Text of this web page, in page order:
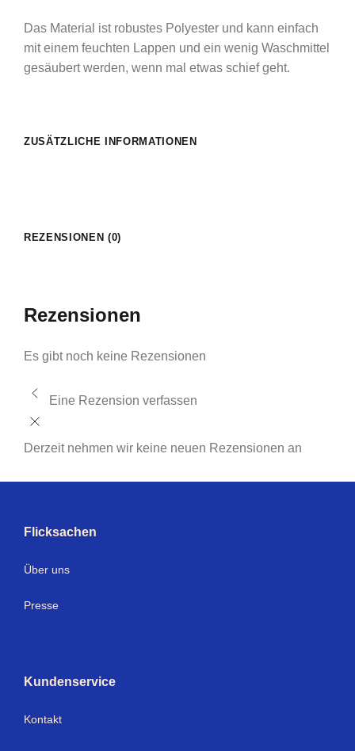
Das Material ist robustes Polyester und kann einfach
mit einem feuchten Lappen und ein wenig Waschmittel
gesäubert werden, wenn mal etwas schief geht.
ZUSÄTZLICHE INFORMATIONEN
REZENSIONEN (0)
Rezensionen
Es gibt noch keine Rezensionen
Eine Rezension verfassen
Derzeit nehmen wir keine neuen Rezensionen an
Flicksachen
Über uns
Presse
Kundenservice
Kontakt